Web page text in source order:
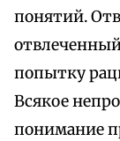
понятий.
попытку
Всякое
понимание